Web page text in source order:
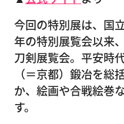
今回の特別展は、国
年の特別展覧会以来
刀剣展覧会。平安時
（＝京都）鍛冶を総
か、絵画や合戦絵巻
す。